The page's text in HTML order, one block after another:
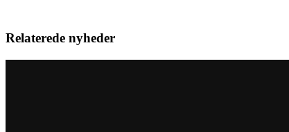
Relaterede nyheder